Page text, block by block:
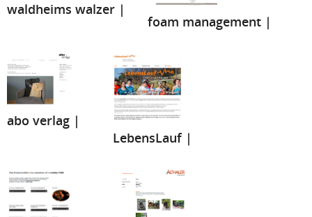
waldheims walzer |
foam management |
abo verlag |
LebensLauf |